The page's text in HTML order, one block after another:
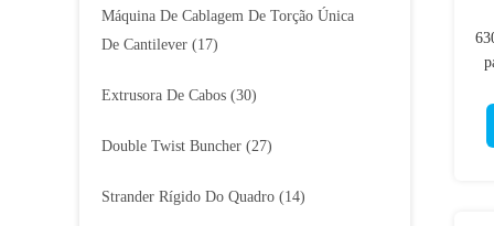
Máquina De Cablagem De Torção Única
De Cantilever (17)
Extrusora De Cabos (30)
Double Twist Buncher (27)
Strander Rígido Do Quadro (14)